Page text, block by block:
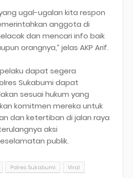
ugal-ugalan kita respon
anggota di
dan mencari info baik
orangnya,” jelas AKP Arif.
dapat segera
Sukabumi dapat
sesuai hukum yang
komitmen mereka untuk
dan ketertiban di jalan raya
aksi
publik.
Polres Sukabumi Viral